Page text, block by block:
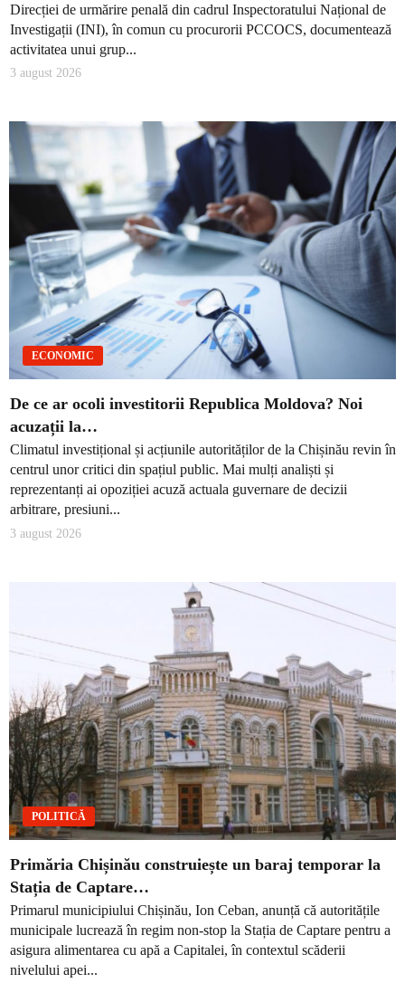
Direcției de urmărire penală din cadrul Inspectoratului Național de
Investigații (INI), în comun cu procurorii PCCOCS, documentează
activitatea unui grup...
3 august 2026
ECONOMIC
De ce ar ocoli investitorii Republica Moldova? Noi
acuzații la…
Climatul investițional și acțiunile autorităților de la Chișinău revin în
centrul unor critici din spațiul public. Mai mulți analiști și
reprezentanți ai opoziției acuză actuala guvernare de decizii
arbitrare, presiuni...
3 august 2026
POLITICĂ
Primăria Chișinău construiește un baraj temporar la
Stația de Captare…
Primarul municipiului Chișinău, Ion Ceban, anunță că autoritățile
municipale lucrează în regim non-stop la Stația de Captare pentru a
asigura alimentarea cu apă a Capitalei, în contextul scăderii
nivelului apei...